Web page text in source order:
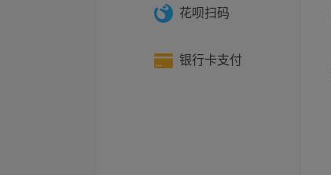
花呗扫码
银行卡支付